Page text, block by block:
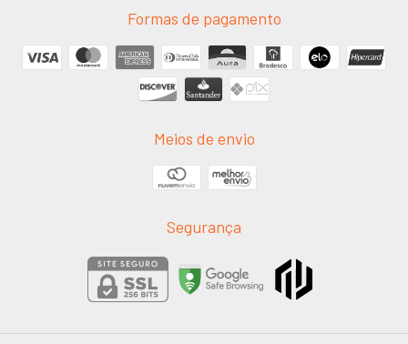
Formas de pagamento
Meios de envio
Segurança